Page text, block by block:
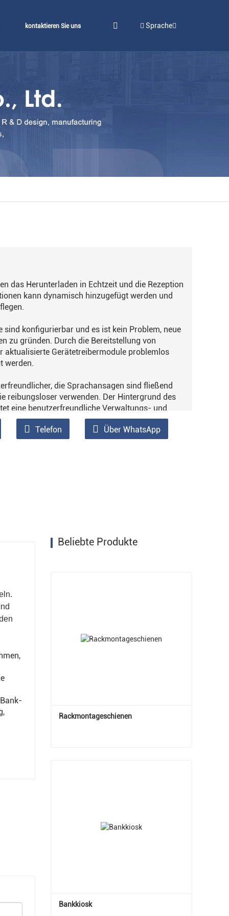
kontaktieren Sie uns Sprache
das Herunterladen in Echtzeit und die Rezeption
kann dynamisch hinzugefügt werden und
konfigurierbar und es ist kein Problem, neue
zu gründen. Durch die Bereitstellung von
Gerätetreibermodule problemlos
werden.
die Sprachansagen sind fließend
reibungsloser verwenden. Der Hintergrund des
eine benutzerfreundliche Verwaltungs- und
und Administratoren können problemlos
werden gleichzeitige Transaktionen mit
für Transaktionen bereitgestellt.
Telefon Über WhatsApp
Beliebte Produkte
Rackmontageschienen
Bankkiosk